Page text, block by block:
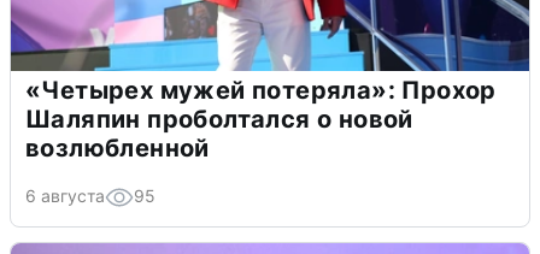
«Четырех мужей потеряла»: Прохор
Шаляпин проболтался о новой
возлюбленной
6 августа 95